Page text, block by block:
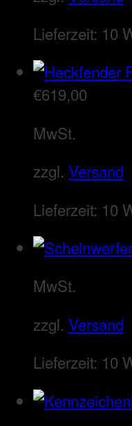
Lieferzeit: 10
€619,00
MwSt.
zzgl. Versand
Lieferzeit: 10
MwSt.
zzgl. Versand
Lieferzeit: 10